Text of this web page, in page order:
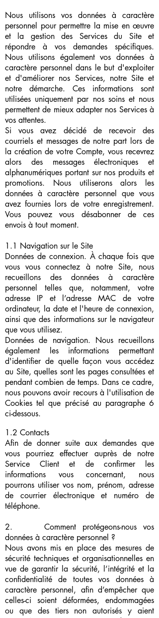
Nous utilisons vos données à caractère
personnel pour permettre la mise en œuvre
et la gestion des Services du Site et
répondre à vos demandes spécifiques.
Nous utilisons également vos données à
caractère personnel dans le but d'exploiter
et d'améliorer nos Services, notre Site et
notre démarche. Ces informations sont
utilisées uniquement par nos soins et nous
permettent de mieux adapter nos Services à
vos attentes.
Si vous avez décidé de recevoir des
courriels et messages de notre part lors de
la création de votre Compte, vous recevrez
alors des messages électroniques et
alphanumériques portant sur nos produits et
promotions. Nous utiliserons alors les
données à caractère personnel que vous
avez fournies lors de votre enregistrement.
Vous pouvez vous désabonner de ces
envois à tout moment.
1.1 Navigation sur le Site
Données de connexion. À chaque fois que
vous vous connectez à notre Site, nous
recueillons des données à caractère
personnel telles que, notamment, votre
adresse IP et l’adresse MAC de votre
ordinateur, la date et l'heure de connexion,
ainsi que des informations sur le navigateur
que vous utilisez.
Données de navigation. Nous recueillons
également les informations permettant
d'identifier de quelle façon vous accédez
au Site, quelles sont les pages consultées et
pendant combien de temps. Dans ce cadre,
nous pouvons avoir recours à l'utilisation de
Cookies tel que précisé au paragraphe 6
ci-dessous.
1.2 Contacts
Afin de donner suite aux demandes que
vous pourriez effectuer auprès de notre
Service Client et de confirmer les
informations vous concernant, nous
pourrons utiliser vos nom, prénom, adresse
de courrier électronique et numéro de
téléphone.
2. Comment protégeons-nous vos
données à caractère personnel ?
Nous avons mis en place des mesures de
sécurité techniques et organisationnelles en
vue de garantir la sécurité, l’intégrité et la
confidentialité de toutes vos données à
caractère personnel, afin d’empêcher que
celles-ci soient déformées, endommagées
ou que des tiers non autorisés y aient